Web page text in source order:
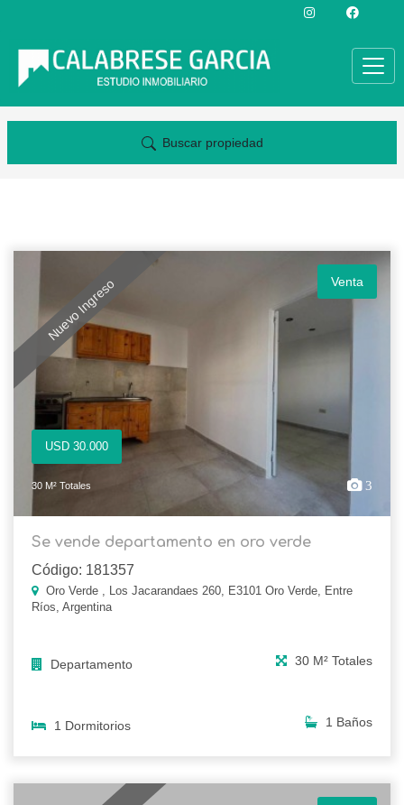
Buscar propiedad
Nuevo Ingreso Venta
USD 30.000
30 M² Totales 3
Se vende departamento en oro verde
Código: 181357
Oro Verde , Los Jacarandaes 260, E3101 Oro Verde, Entre
Ríos, Argentina
Departamento 30 M² Totales
1 Dormitorios 1 Baños